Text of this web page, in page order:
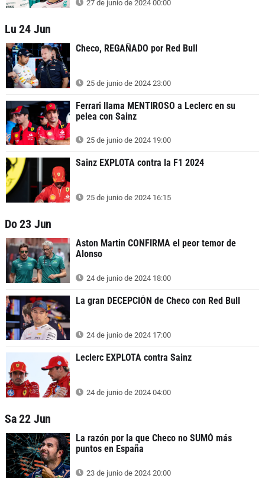
27 de junio de 2024 00:00
Lu 24 Jun
Checo, REGAÑADO por Red Bull
25 de junio de 2024 23:00
Ferrari llama MENTIROSO a Leclerc en su
pelea con Sainz
25 de junio de 2024 19:00
Sainz EXPLOTA contra la F1 2024
25 de junio de 2024 16:15
Do 23 Jun
Aston Martin CONFIRMA el peor temor de
Alonso
24 de junio de 2024 18:00
La gran DECEPCIÓN de Checo con Red Bull
24 de junio de 2024 17:00
Leclerc EXPLOTA contra Sainz
24 de junio de 2024 04:00
Sa 22 Jun
La razón por la que Checo no SUMÓ más
puntos en España
23 de junio de 2024 20:00